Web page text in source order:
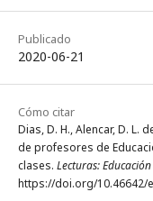
Publicado
2020-06-21
Cómo citar
Dias, D. H., Alencar, D. L.
de profesores de
clases. Lecturas:
https://doi.org/10.46642/